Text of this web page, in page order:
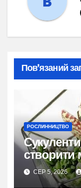
Пов’язаний
РОСЛИННИЦТВО
створити
СЕР 5, 2026